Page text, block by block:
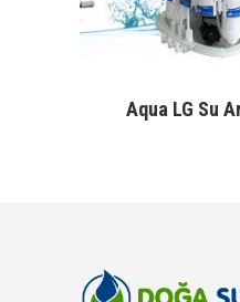
Aqua LG Su